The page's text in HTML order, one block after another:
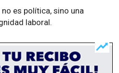
es política, sino una
laboral.